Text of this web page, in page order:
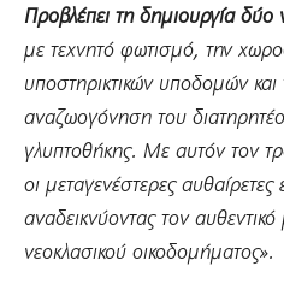
Προβλέπει τη δημιουργία
με τεχνητό φωτισμό, την
υποστηρικτικών υποδομών και
αναζωογόνηση του
γλυπτοθήκης. Με αυτόν τον
οι μεταγενέστερες αυθαίρετες
αναδεικνύοντας τον
νεοκλασικού οικοδομήματος».